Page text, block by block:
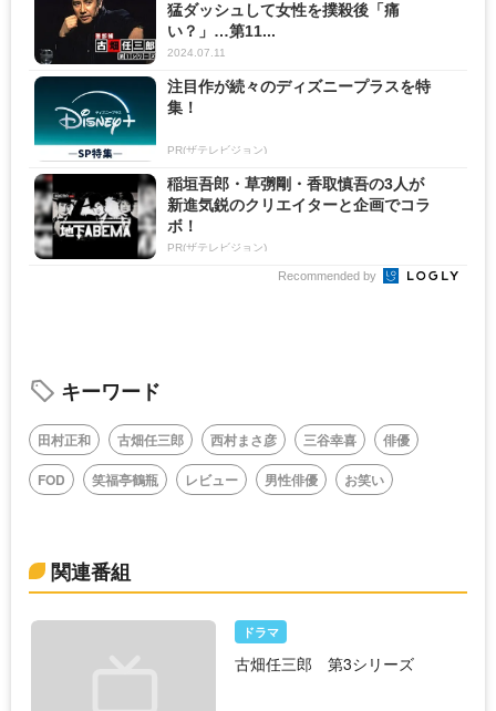
猛ダッシュして女性を撲殺後「痛
い？」…第11...
2024.07.11
注目作が続々のディズニープラスを特
集！
PR(ザテレビジョン)
稲垣吾郎・草彅剛・香取慎吾の3人が
新進気鋭のクリエイターと企画でコラ
ボ！
PR(ザテレビジョン)
Recommended by
キーワード
田村正和 古畑任三郎 西村まさ彦 三谷幸喜
俳優
FOD
笑福亭鶴瓶 レビュー 男性俳優 お笑い
関連番組
ドラマ
古畑任三郎 第3シリーズ